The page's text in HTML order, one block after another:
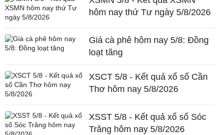
hôm nay thứ Tư ngày 5/8/2026
Giá cà phê hôm nay 5/8: Đồng
loạt tăng
XSCT 5/8 - Kết quả xổ số Cần
Thơ hôm nay 5/8/2026
XSST 5/8 - Kết quả xổ số Sóc
Trăng hôm nay 5/8/2026